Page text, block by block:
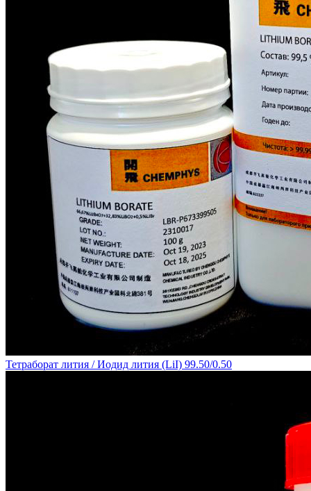
Тетраборат лития / Иодид лития (LiI) 99.50/0.50